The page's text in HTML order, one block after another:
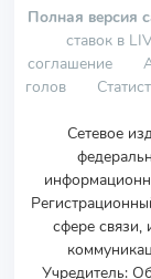
Полная версия
ставок в
соглашение
голов
Сетевое
сфере
Учредитель: